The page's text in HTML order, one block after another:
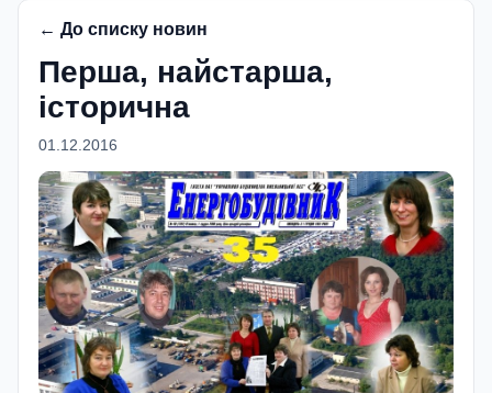
← До списку новин
Перша, найстарша,
iсторична
01.12.2016